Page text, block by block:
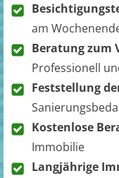
am
Beratung zum
Professionell
Feststellung
Kostenlose
Immobilie
Langjährige